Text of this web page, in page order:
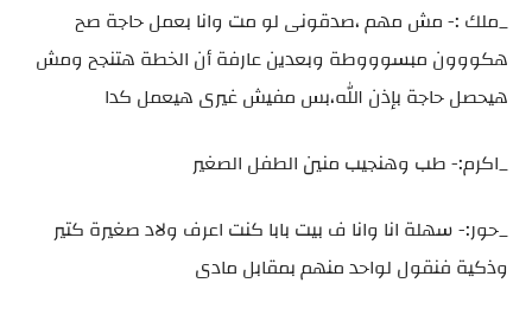
_ملك :- مش مهم ،صدقونى لو مت وانا بعمل حاجة صح
هكووون مبسوووطة وبعدين عارفة أن الخطة هتنجح ومش
هيحصل حاجة بإذن الله،بس مفيش غيرى هيعمل كدا
_اكرم:- طب وهنجيب منين الطفل الصغير
_حور:- سهلة انا وانا ف بيت بابا كنت اعرف ولاد صغيرة كتير
وذكية فنقول لواحد منهم بمقابل مادى